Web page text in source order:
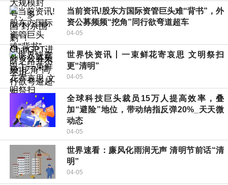
当前资讯!股东方国际资管巨头难“背书”，外
资公募频频“挖角”同行欲弯道超车
04-05
世界快资讯丨一束鲜花寄哀思 文明祭扫
更“清明”
04-05
全球科技巨头裁员15万人提高效率，叠
加“避险”地位，带动纳指反弹20%_天天微
动态
04-05
世界速看：廉风化雨润无声 清明节前话“清
明”
04-05